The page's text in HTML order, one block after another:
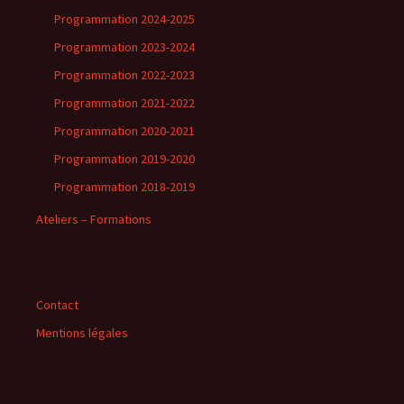
Programmation 2024-2025
Programmation 2023-2024
Programmation 2022-2023
Programmation 2021-2022
Programmation 2020-2021
Programmation 2019-2020
Programmation 2018-2019
Ateliers – Formations
Contact
Mentions légales